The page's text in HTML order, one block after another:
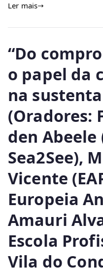
Ler mais
“Do
o papel da
na
(Oradores:
den Abeele
Sea2See),
Vicente
Europeia
Amauri
Escola
Vila do